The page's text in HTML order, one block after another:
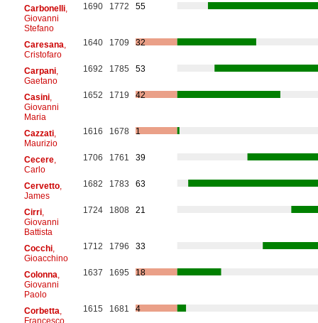
Carbonelli,
Giovanni
Stefano
1690 1772 55
Caresana
Cristofaro
1640 1709 32
Carpani,
Gaetano
1692 1785 53
Casini,
Giovanni
Maria
1652 1719 42
Cazzati,
Maurizio
1616 1678 1
Cecere,
Carlo
1706 1761 39
Cervetto,
James
1682 1783 63
Cirri,
Giovanni
Battista
1724 1808 21
Cocchi,
Gioacchino
1712 1796 33
Colonna
Giovanni
Paolo
1637 1695 18
Corbetta
Francesco
1615 1681 4